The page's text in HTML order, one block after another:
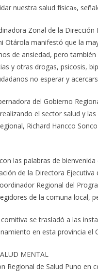
nuestra salud física»,
Zonal de la
Otárola manifestó que la
de ansiedad, pero
y otras drogas, psicosis,
no esperar y
del Gobierno
el sector salud y
Richard Hancco
las palabras de
de la Directora Ejecutiva
Regional del
de la comuna local,
se trasladó a las
en esta provincia el
MENTAL
Regional de Salud Puno